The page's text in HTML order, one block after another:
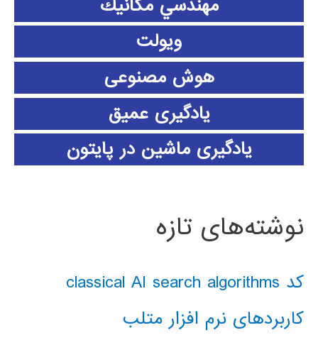
مهندسي مكانيك
ویولت
هوش مصنوعی
یادگیری عمیق
یادگیری ماشین در پایتون
نوشته‌های تازه
کد classical AI search algorithms
کاربردهای نرم افزار متلب